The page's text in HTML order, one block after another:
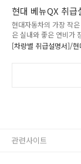
다. 하지만 규격이 1개
라도 LED 전구가 기본
로그를 찾아봤으나 벨
카달로그가 없네요.보
등이 있어서 확인해보
현대 베뉴QX 취급
서,PDF)
현대자동차의 가장 작
은 실내와 좋은 연비가
을 끌기도 하구요. 차량
분들을 대비하여모든
[차량별 취급설명서]/현
관련사이트